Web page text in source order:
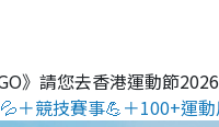
》請您去香港運動節2026
＋競技賽事💪＋100+運